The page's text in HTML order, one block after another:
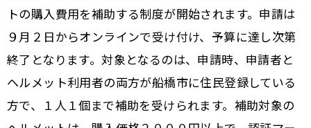
トの購入費用を補助する制度が開始されます。申請は
９月２日からオンラインで受け付け、予算に達し次第
終了となります。対象となるのは、申請時、申請者と
ヘルメット利用者の両方が船橋市に住民登録している
方で、１人１個まで補助を受けられます。補助対象の